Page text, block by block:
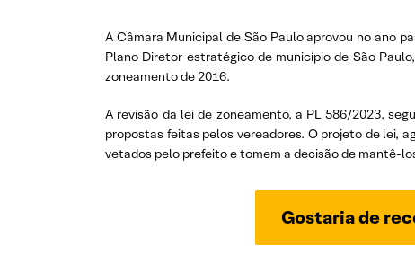
A Câmara Municipal de São Paulo aprovou no ano
Plano Diretor estratégico de município de São
zoneamento de 2016.
A revisão da lei de zoneamento, a PL 586/2023,
propostas feitas pelos vereadores. O projeto de lei,
vetados pelo prefeito e tomem a decisão de mantê-
Gostaria de